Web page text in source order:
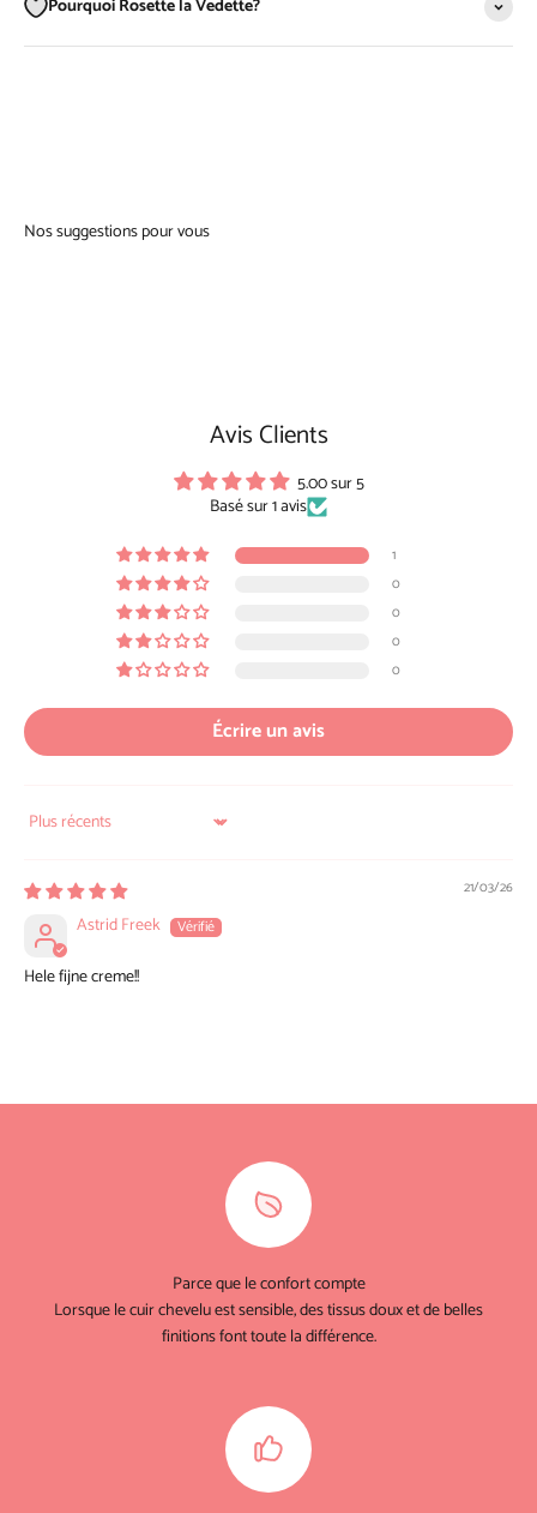
Pourquoi Rosette la Vedette?
Avis Clients
5.00 sur 5
Basé sur 1 avis
1
0
0
0
0
Écrire un avis
Sort by
21/03/26
Astrid Freek
Hele fijne creme!!
Parce que le confort compte
Lorsque le cuir chevelu est sensible, des tissus doux et de belles
finitions font toute la différence.